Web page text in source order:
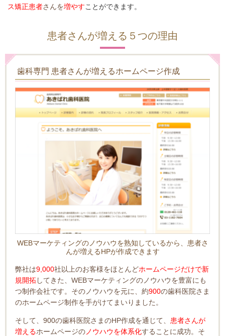
ス矯正患者さんを増やすことができます。
患者さんが増える５つの理由
歯科専門 患者さんが増えるホームページ作成
WEBマーケティングのノウハウを熟知しているから、患者さ
んが増えるHPが作成できます
弊社は9,000社以上のお客様をほとんどホームページだけで新
規開拓 してきた、WEBマーケティングのノウハウを豊富にも
つ制作会社です。そのノウハウを元に、約900の歯科医院さま
のホームページ制作を手がけてまいりました。
そして、900の歯科医院さまのHP作成を通じて、 患者さんが
増えるホームページの ノウハウを体系化することに成功。そ